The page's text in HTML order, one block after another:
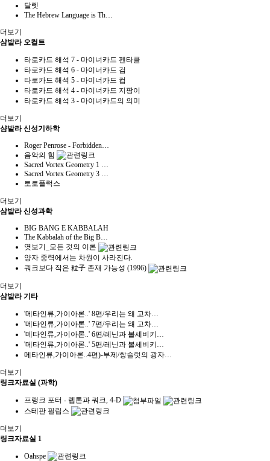
달렛
The Hebrew Language is Th…
더보기
샴발라 오컬트
타로카드 해석 7 - 마이너카드 펜타클
타로카드 해석 6 - 마이너카드 검
타로카드 해석 5 - 마이너카드 컵
타로카드 해석 4 - 마이너카드 지팡이
타로카드 해석 3 - 마이너카드의 의미
더보기
샴발라 신성기하학
Roger Penrose - Forbidden…
음악의 힘
Sacred Vortex Geometry 1 …
Sacred Vortex Geometry 3 …
토로플럭스
더보기
샴발라 신성과학
BIG BANG E KABBALAH
The Kabbalah of the Big B…
엿보기_모든 것의 이론
양자 중력에서는 차원이 사라진다.
쿼크보다 작은 粒子 존재 가능성 (1996)
더보기
샴발라 기타
'메타인류,가이아론..' 8편/우리는 왜 고차…
'메타인류,가이아론..' 7편/우리는 왜 고차…
'메타인류,가이아론..' 6편/레닌과 볼세비키…
'메타인류,가이아론..' 5편/레닌과 볼세비키…
메타인류,가이아론..4편)-부제/쌍슬럿의 광자…
더보기
링크자료실 (과학)
프랭크 포터 - 렙톤과 쿼크, 4-D
스테판 필립스
더보기
링크자료실 1
Oahspe